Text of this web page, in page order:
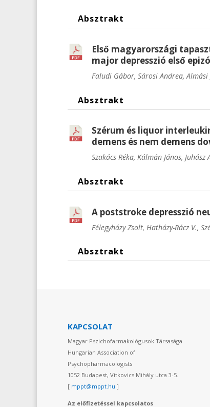
Absztrakt
Első magyarországi
major depresszió első
Faludi Gábor, Sárosi Andrea,
Absztrakt
Szérum és liquor
demens és nem demens
Szakács Réka, Kálmán János,
Absztrakt
A poststroke depresszió
Félegyházy Zsolt, Hatházy-Rácz V.,
Absztrakt
KAPCSOLAT
Magyar Pszichofarmakológusok Társasága
Hungarian Association of
Psychopharmacologists
1052 Budapest, Vitkovics Mihály utca 3-5.
[ mppt@mppt.hu ]
Az előfizetéssel kapcsolatos